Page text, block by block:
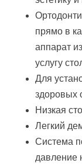
прямо в
аппарат
услугу
Для
здоровых
Низкая
Легкий
Система
давление